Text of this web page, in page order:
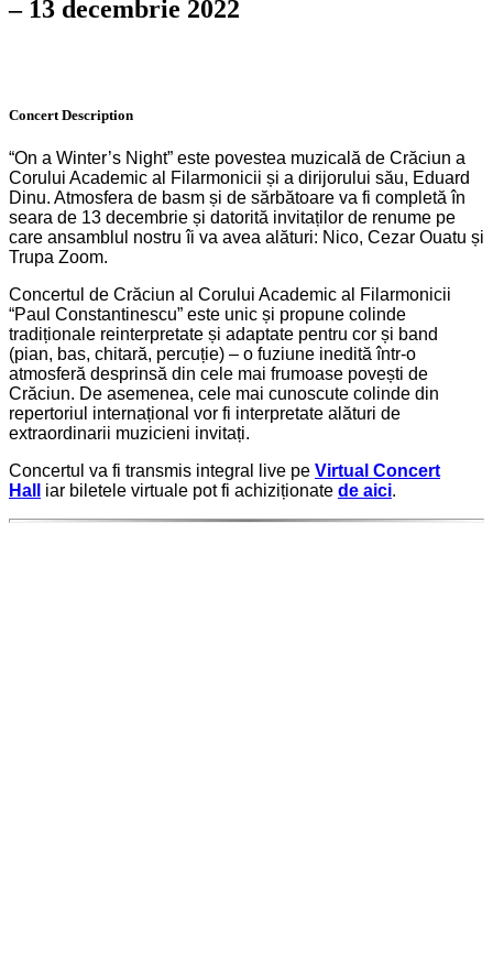
– 13 decembrie 2022
Concert Description
“On a Winter’s Night” este povestea muzicală de Crăciun a
Corului Academic al Filarmonicii și a dirijorului său, Eduard
Dinu. Atmosfera de basm și de sărbătoare va fi completă în
seara de 13 decembrie și datorită invitaților de renume pe
care ansamblul nostru îi va avea alături: Nico, Cezar Ouatu și
Trupa Zoom.
Concertul de Crăciun al Corului Academic al Filarmonicii
“Paul Constantinescu” este unic și propune colinde
tradiționale reinterpretate și adaptate pentru cor și band
(pian, bas, chitară, percuție) – o fuziune inedită într-o
atmosferă desprinsă din cele mai frumoase povești de
Crăciun. De asemenea, cele mai cunoscute colinde din
repertoriul internațional vor fi interpretate alături de
extraordinarii muzicieni invitați.
Concertul va fi transmis integral live pe Virtual Concert
Hall
iar biletele virtuale pot fi achiziționate de aici.